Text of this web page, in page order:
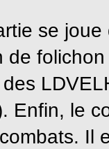
se
de
Enfin, le
Il